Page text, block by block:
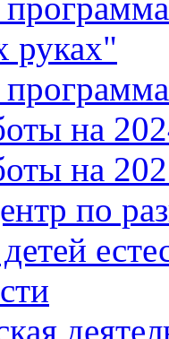
руках"
на
на
по